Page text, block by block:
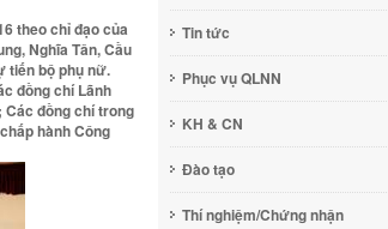
theo chỉ đạo của
Nghĩa Tân, Cầu
tiến bộ phụ nữ.
đồng chí Lãnh
Các đồng chí trong
hành Công
Tin tức
Phục vụ QLNN
KH & CN
Đào tạo
Thí nghiệm/Chứng nhận